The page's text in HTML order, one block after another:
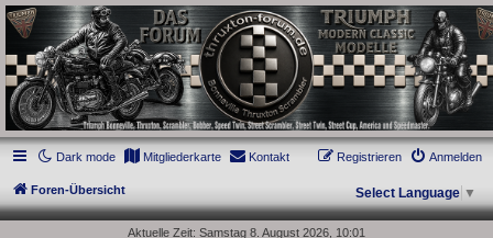
thruxton-forum.de
DAS FORUM! Alles rund um die Triumph Modern Classic Modelle. Das Forum für
die New Bonneville Baureihen ab BJ 2001. Triumph Bonneville, Thruxton,
Scrambler, Bobber, Speed Twin, Street Scrambler, Street Twin, Street Cup, America
und Speedmaster.
Dark mode
Mitgliederkarte Kontakt Anmelden
Registrieren
Foren-Übersicht Select Language ▼
Aktuelle Zeit: Samstag 8. August 2026, 10:01